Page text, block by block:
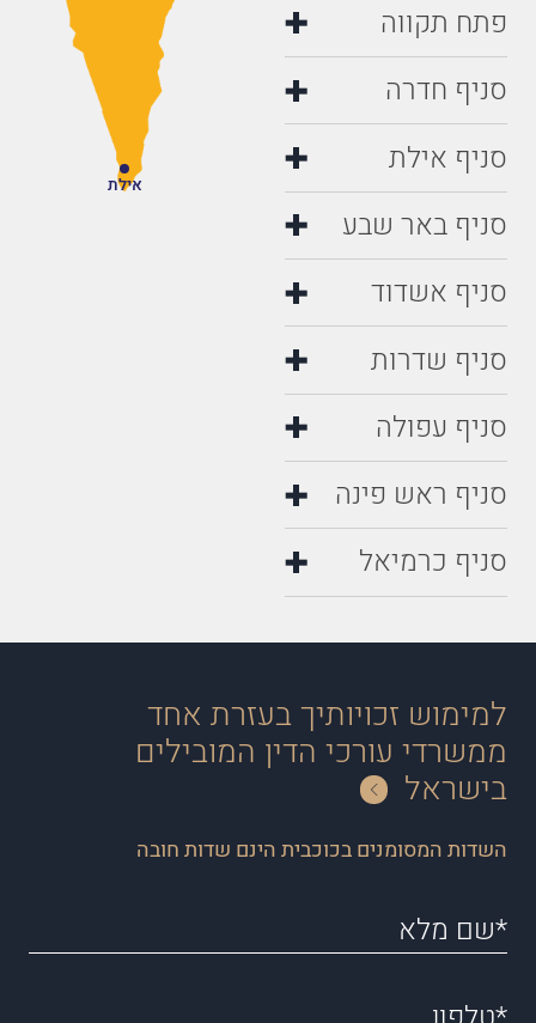
פתח תקווה
סניף חדרה
סניף אילת
סניף באר שבע
סניף אשדוד
סניף שדרות
סניף עפולה
סניף ראש פינה
סניף כרמיאל
אילת
למימוש זכויותיך בעזרת אחד
ממשרדי עורכי הדין המובילים
בישראל
השדות המסומנים בכוכבית הינם שדות חובה